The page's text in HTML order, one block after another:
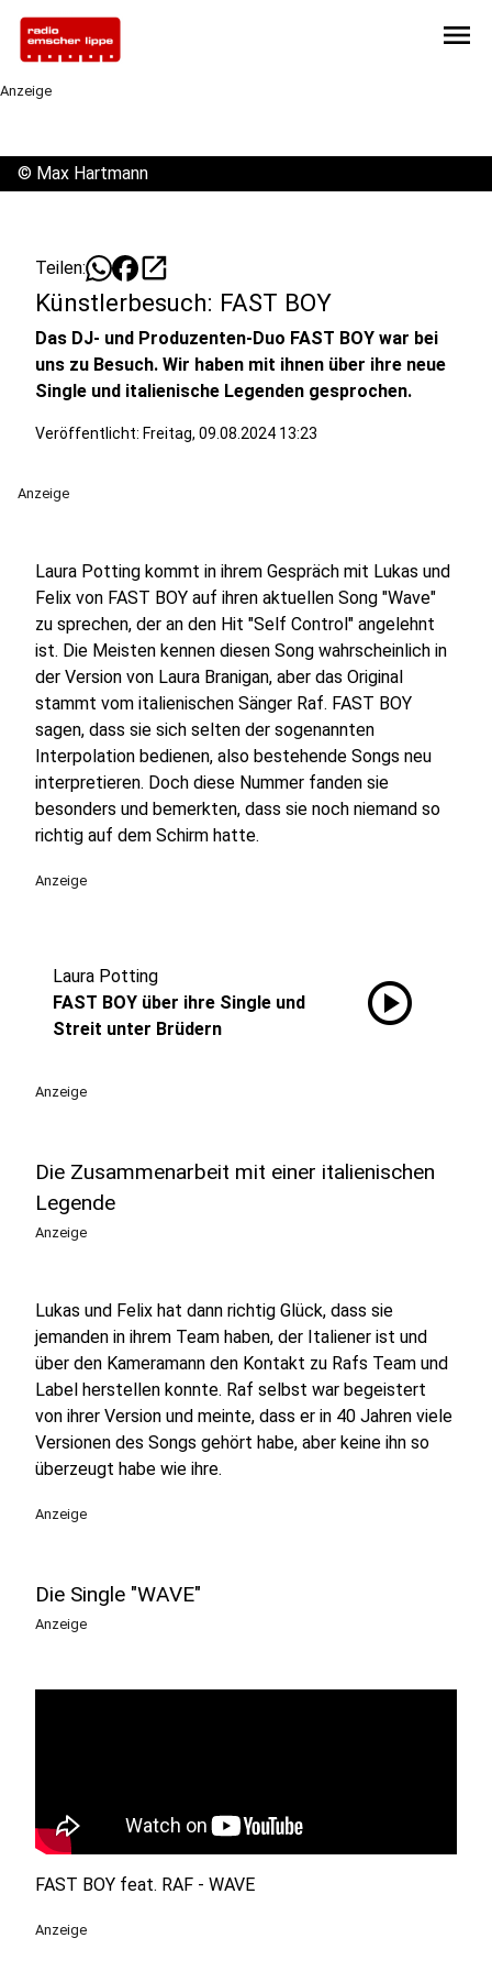
menu
Anzeige
© Max Hartmann
Teilen: open_in_new
Künstlerbesuch: FAST BOY
Das DJ- und Produzenten-Duo FAST BOY war bei
uns zu Besuch. Wir haben mit ihnen über ihre neue
Single und italienische Legenden gesprochen.
Veröffentlicht: Freitag, 09.08.2024 13:23
Anzeige
Laura Potting kommt in ihrem Gespräch mit Lukas und
Felix von FAST BOY auf ihren aktuellen Song "Wave"
zu sprechen, der an den Hit "Self Control" angelehnt
ist. Die Meisten kennen diesen Song wahrscheinlich in
der Version von Laura Branigan, aber das Original
stammt vom italienischen Sänger Raf. FAST BOY
sagen, dass sie sich selten der sogenannten
Interpolation bedienen, also bestehende Songs neu
interpretieren. Doch diese Nummer fanden sie
besonders und bemerkten, dass sie noch niemand so
richtig auf dem Schirm hatte.
Anzeige
Laura Potting
FAST BOY über ihre Single und
Streit unter Brüdern
play_circle
Anzeige
Die Zusammenarbeit mit einer italienischen
Legende
Anzeige
Lukas und Felix hat dann richtig Glück, dass sie
jemanden in ihrem Team haben, der Italiener ist und
über den Kameramann den Kontakt zu Rafs Team und
Label herstellen konnte. Raf selbst war begeistert
von ihrer Version und meinte, dass er in 40 Jahren viele
Versionen des Songs gehört habe, aber keine ihn so
überzeugt habe wie ihre.
Anzeige
Die Single "WAVE"
Anzeige
FAST BOY feat. RAF - WAVE
Anzeige